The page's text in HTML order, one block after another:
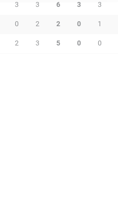
3 3 6 3 3
0 2 2 0 1
2 3 5 0 0